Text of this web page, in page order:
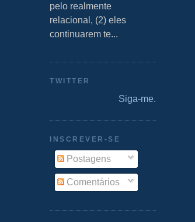
pelo realmente
relacional, (2) eles
continuarem te...
TWITTER
Siga-me.
INSCREVER-SE
Postagens
Comentários